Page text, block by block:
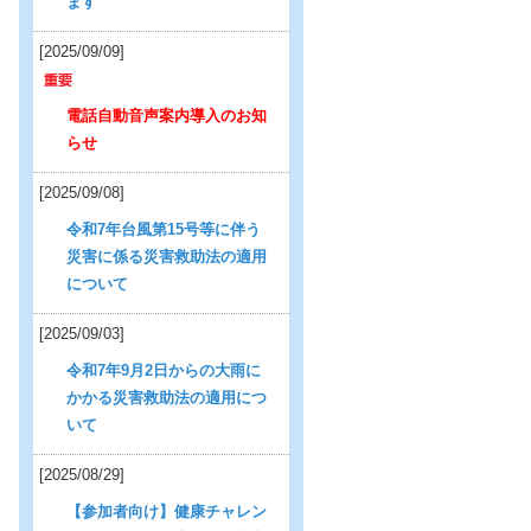
[2025/09/09]
電話自動音声案内導入のお知
らせ
[2025/09/08]
令和7年台風第15号等に伴う
災害に係る災害救助法の適用
について
[2025/09/03]
令和7年9月2日からの大雨に
かかる災害救助法の適用につ
いて
[2025/08/29]
【参加者向け】健康チャレン